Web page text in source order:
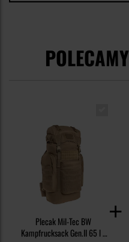
Plecak Mil-Tec BW
Kampfrucksack Gen.II 65 l -